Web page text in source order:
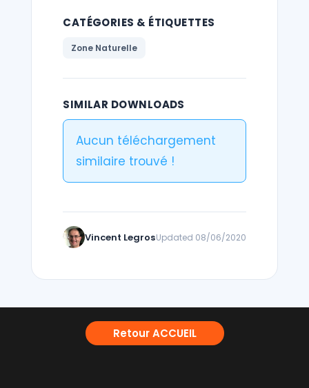
CATÉGORIES & ÉTIQUETTES
Zone Naturelle
SIMILAR DOWNLOADS
Aucun téléchargement
similaire trouvé !
Vincent LegrosUpdated 08/06/2020
Retour ACCUEIL